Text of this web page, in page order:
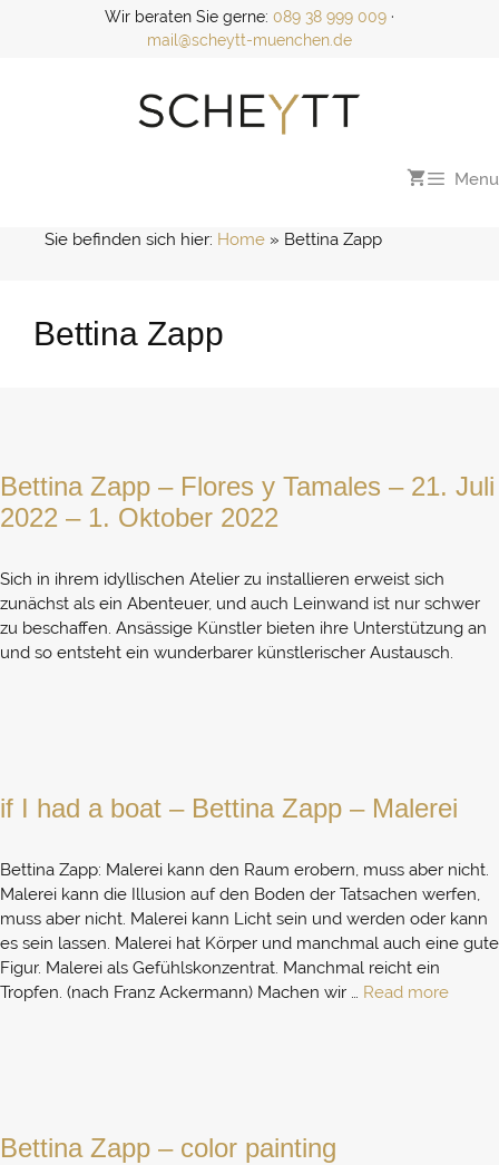
Wir beraten Sie gerne: 089 38 999 009 ·
mail@scheytt-muenchen.de
Menu
Sie befinden sich hier: Home » Bettina Zapp
Bettina Zapp
Bettina Zapp – Flores y Tamales – 21. Juli
2022 – 1. Oktober 2022
Sich in ihrem idyllischen Atelier zu installieren erweist sich
zunächst als ein Abenteuer, und auch Leinwand ist nur schwer
zu beschaffen. Ansässige Künstler bieten ihre Unterstützung an
und so entsteht ein wunderbarer künstlerischer Austausch.
if I had a boat – Bettina Zapp – Malerei
Bettina Zapp: Malerei kann den Raum erobern, muss aber nicht.
Malerei kann die Illusion auf den Boden der Tatsachen werfen,
muss aber nicht. Malerei kann Licht sein und werden oder kann
es sein lassen. Malerei hat Körper und manchmal auch eine gute
Figur. Malerei als Gefühlskonzentrat. Manchmal reicht ein
Tropfen. (nach Franz Ackermann) Machen wir … Read more
Bettina Zapp – color painting